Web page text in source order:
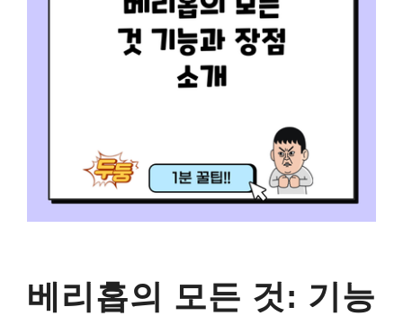
베리홉의 모든 것: 기능